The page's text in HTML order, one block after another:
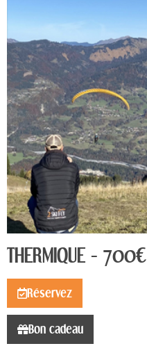
THERMIQUE - 700€
Réservez
Bon cadeau